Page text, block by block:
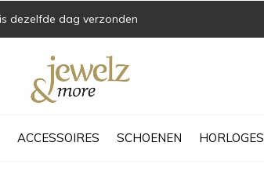
ACCESSOIRES SCHOENEN HORLOGES
dezelfde dag verzonden